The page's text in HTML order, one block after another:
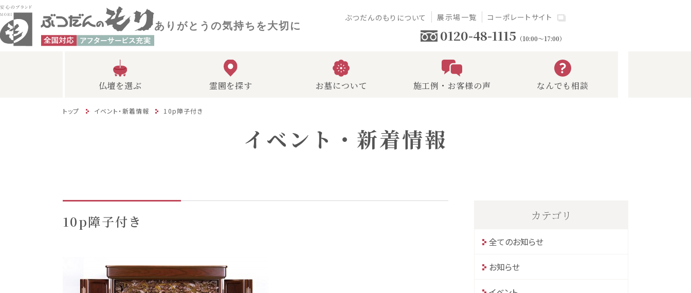
ありがとうの気持ちを大切に
ぶつだんのもりについて 展示場一覧 コーポレートサイト
0120-48-1115 （10:00～17:00）
仏壇を選ぶ 霊園を探す お墓について 施工例・お客様の声 なんでも相談
トップ イベント・新着情報 10p障子付き
イベント・新着情報
10p障子付き カテゴリ
全てのお知らせ
お知らせ